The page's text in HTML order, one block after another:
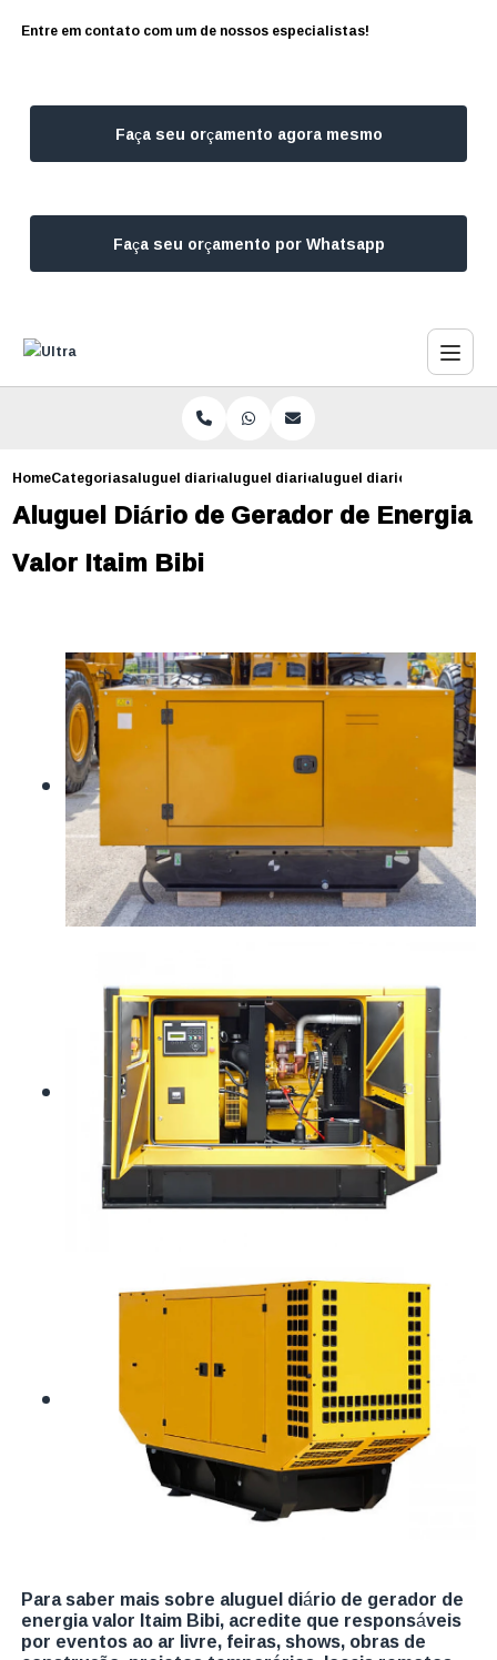
Entre em contato com um de nossos especialistas!
Faça seu orçamento agora mesmo
Faça seu orçamento por Whatsapp
HomeCategoriasaluguel diario de geradores
aluguel diario de gerador campo belo
aluguel diario de gerador
Aluguel Diário de Gerador de Energia
Valor Itaim Bibi
Para saber mais sobre aluguel diário de gerador de
energia valor Itaim Bibi, acredite que responsáveis
por eventos ao ar livre, feiras, shows, obras de